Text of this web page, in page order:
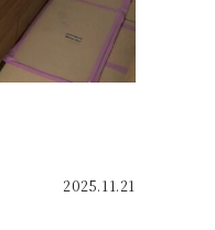
2025.11.21